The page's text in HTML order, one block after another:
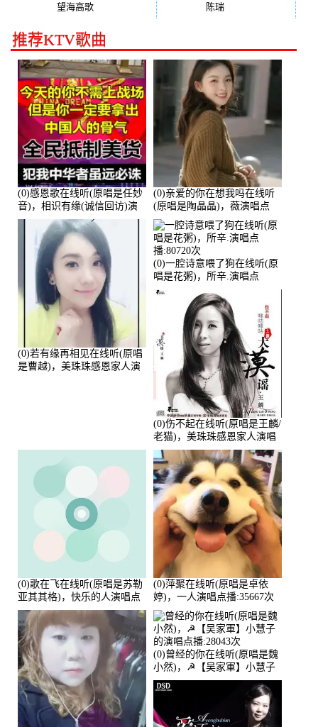
望海高歌 陈瑞(128)
推荐KTV歌曲
(0)感恩歌在线听(原唱是任妙
音)，相识有缘(诚信回访)演
唱点播:161288次
(0)亲爱的你在想我吗在线听
(原唱是陶晶晶)，薇演唱点
播:159722次
(0)若有缘再相见在线听(原唱
是曹越)，美珠珠感恩家人演
(0)一腔诗意喂了狗在线听(原
唱是花粥)，所辛.演唱点
播:80720次
(0)伤不起在线听(原唱是王麟/
老猫)，美珠珠感恩家人演唱
点播:80218次
(0)歌在飞在线听(原唱是苏勒
亚其其格)，快乐的人演唱点
播:36次
(0)萍聚在线听(原唱是卓依
婷)，一人演唱点播:35667次
(0)曾经的你在线听(原唱是魏
小然)，☭【吴家軍】小慧子
的演唱点播:28043次